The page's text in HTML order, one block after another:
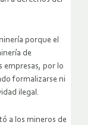
porque el
de
empresas, por lo
formalizarse ni
ilegal.
a los mineros de